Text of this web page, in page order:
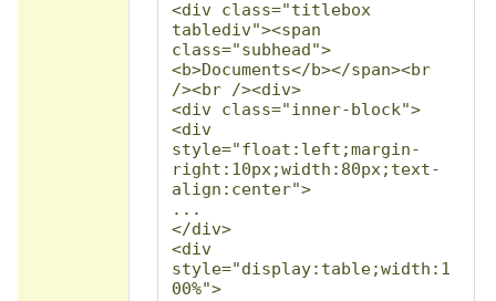
<div class="titlebox
tablediv"><span
class="subhead">
<b>Documents</b></span><br
/><br /><div>
<div class="inner-block">
<div
style="float:left;margin-
right:10px;width:80px;text-
align:center">
...
</div>
<div
style="display:table;width:1
00%">